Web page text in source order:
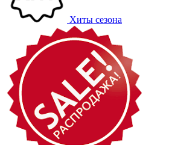
Хиты сезона